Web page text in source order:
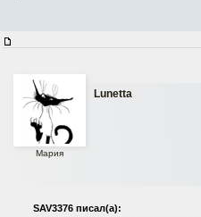
Lunetta
Мария
SAV3376 писал(а):